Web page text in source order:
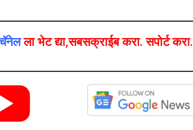
ला भेट द्या,सबसक्राईब करा. सपोर्ट करा.